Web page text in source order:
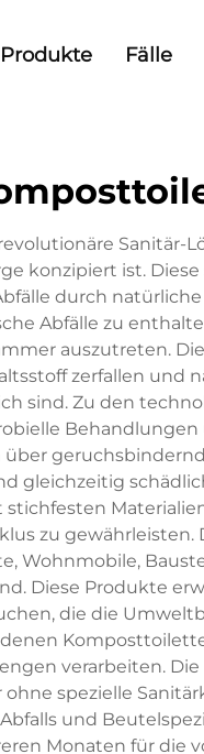
Produkte Fälle
Sanitär-
konzipiert ist.
durch
Abfälle zu
auszutreten.
zerfallen und
sind. Zu den
gleichzeitig
zu
Wohnmobile,
Diese Produkte
die die
verarbeiten.
spezielle
und
Monaten für die